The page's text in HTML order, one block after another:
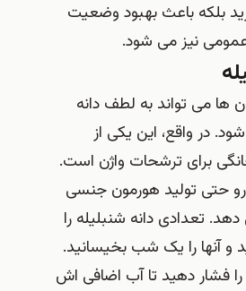
بلکه باعث بهبود وضعیت
نیز می شود.
ها می تواند به لطف دانه
در واقع، این یکی از
برای ترشحات واژن است.
حتی تولید هورمون جنسی
دهد. تعدادی دانه شنبلیله را
و آنها را یک شب بخیسانید.
را فشار دهید تا آب اضافی اش